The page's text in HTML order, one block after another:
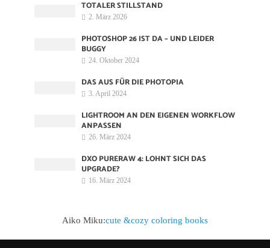
TOTALER STILLSTAND
2. März 2026
PHOTOSHOP 26 IST DA – UND LEIDER
BUGGY
24. Oktober 2024
DAS AUS FÜR DIE PHOTOPIA
3. April 2024
LIGHTROOM AN DEN EIGENEN WORKFLOW
ANPASSEN
26. März 2024
DXO PURERAW 4: LOHNT SICH DAS
UPGRADE?
16. März 2024
Aiko Miku:cute &cozy coloring books